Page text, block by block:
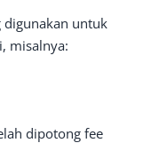
digunakan untuk
misalnya:
dipotong fee